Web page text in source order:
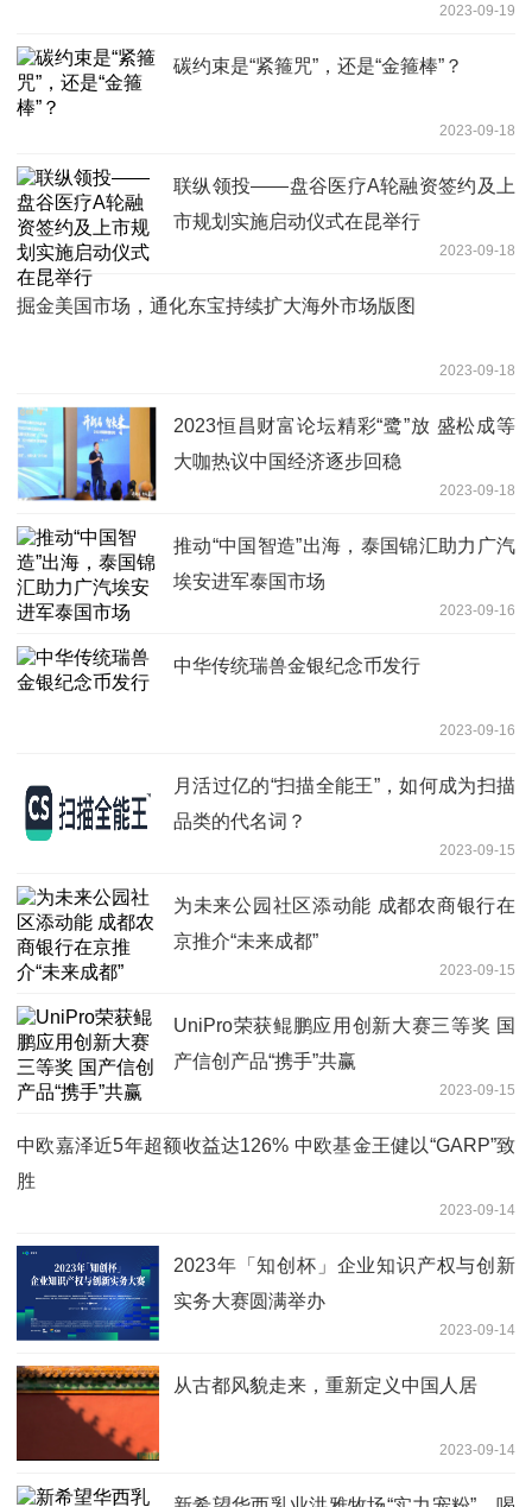
2023-09-19
碳约束是“紧箍咒”，还是“金箍棒”？
2023-09-18
联纵领投——盘谷医疗A轮融资签约及上
市规划实施启动仪式在昆举行
2023-09-18
掘金美国市场，通化东宝持续扩大海外市场版图
2023-09-18
2023恒昌财富论坛精彩“鹭”放 盛松成等
大咖热议中国经济逐步回稳
2023-09-18
推动“中国智造”出海，泰国锦汇助力广汽
埃安进军泰国市场
2023-09-16
中华传统瑞兽金银纪念币发行
2023-09-16
月活过亿的“扫描全能王”，如何成为扫描
品类的代名词？
2023-09-15
为未来公园社区添动能 成都农商银行在
京推介“未来成都”
2023-09-15
UniPro荣获鲲鹏应用创新大赛三等奖 国
产信创产品“携手”共赢
2023-09-15
中欧嘉泽近5年超额收益达126% 中欧基金王健以“GARP”致
胜
2023-09-14
2023年「知创杯」企业知识产权与创新
实务大赛圆满举办
2023-09-14
从古都风貌走来，重新定义中国人居
2023-09-14